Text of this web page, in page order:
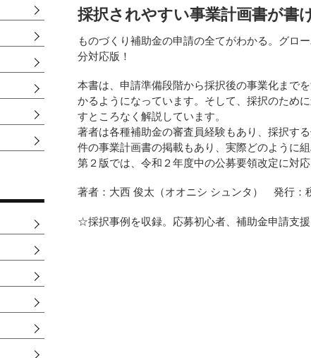
ト
を
追
す
る
採択されやすい事業計画書が書
ものづくり補助金の申請の全てがわかる。グロ
分対応版！
本書は、申請準備段階から採択後の事業化まで
かるようになっています。そして、採択のため
すところなく解説しています。
著者は各種補助金の審査員経験もあり、採択す
件の事業計画書の掲載もあり、実際どのように
第２版では、令和２年度中の公募要領改定に対
著者：大西 俊太（オオニシ シュンタ） 発行：
☆採択事例を収録。応募初心者、補助金申請支援